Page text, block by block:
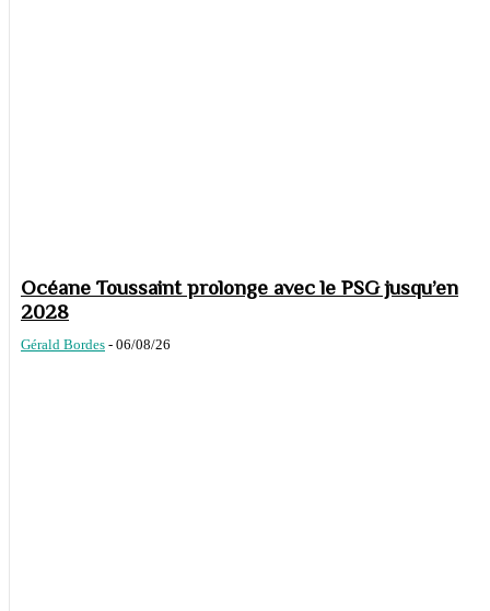
Océane Toussaint prolonge avec le PSG jusqu’en
2028
Gérald Bordes - 06/08/26